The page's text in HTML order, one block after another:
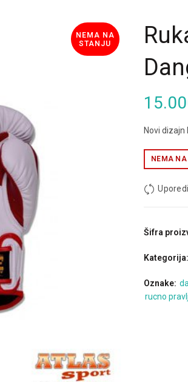
NEMA NA
STANJU
Novi dizajn
NEMA
Uporedi
Šifra
Kategorija:
Oznake:
rucno